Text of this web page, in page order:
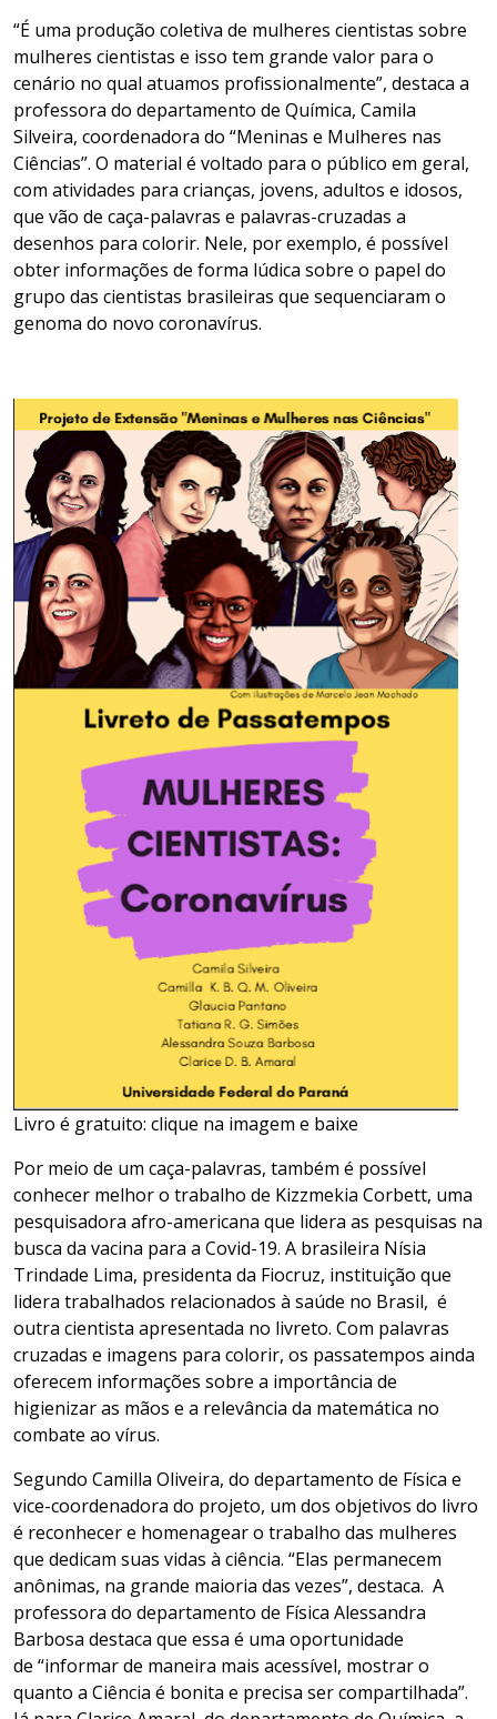
“É uma produção coletiva de mulheres cientistas sobre
mulheres cientistas e isso tem grande valor para o
cenário no qual atuamos profissionalmente”, destaca a
professora do departamento de Química, Camila
Silveira, coordenadora do “Meninas e Mulheres nas
Ciências”. O material é voltado para o público em geral,
com atividades para crianças, jovens, adultos e idosos,
que vão de caça-palavras e palavras-cruzadas a
desenhos para colorir. Nele, por exemplo, é possível
obter informações de forma lúdica sobre o papel do
grupo das cientistas brasileiras que sequenciaram o
genoma do novo coronavírus.
Livro é gratuito: clique na imagem e baixe
Por meio de um caça-palavras, também é possível
conhecer melhor o trabalho de Kizzmekia Corbett, uma
pesquisadora afro-americana que lidera as pesquisas na
busca da vacina para a Covid-19. A brasileira Nísia
Trindade Lima, presidenta da Fiocruz, instituição que
lidera trabalhados relacionados à saúde no Brasil, é
outra cientista apresentada no livreto. Com palavras
cruzadas e imagens para colorir, os passatempos ainda
oferecem informações sobre a importância de
higienizar as mãos e a relevância da matemática no
combate ao vírus.
Segundo Camilla Oliveira, do departamento de Física e
vice-coordenadora do projeto, um dos objetivos do livro
é reconhecer e homenagear o trabalho das mulheres
que dedicam suas vidas à ciência. “Elas permanecem
anônimas, na grande maioria das vezes”, destaca. A
professora do departamento de Física Alessandra
Barbosa destaca que essa é uma oportunidade
de “informar de maneira mais acessível, mostrar o
quanto a Ciência é bonita e precisa ser compartilhada”.